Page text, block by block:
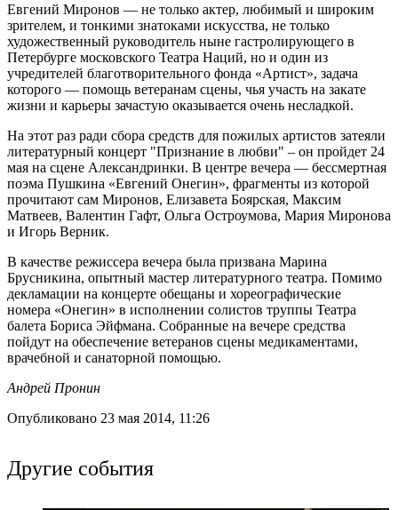
Евгений Миронов — не только актер, любимый и широким
зрителем, и тонкими знатоками искусства, не только
художественный руководитель ныне гастролирующего в
Петербурге московского Театра Наций, но и один из
учредителей благотворительного фонда «Артист», задача
которого — помощь ветеранам сцены, чья участь на закате
жизни и карьеры зачастую оказывается очень несладкой.
На этот раз ради сбора средств для пожилых артистов затеяли
литературный концерт "Признание в любви" – он пройдет 24
мая на сцене Александринки. В центре вечера — бессмертная
поэма Пушкина «Евгений Онегин», фрагменты из которой
прочитают сам Миронов, Елизавета Боярская, Максим
Матвеев, Валентин Гафт, Ольга Остроумова, Мария Миронова
и Игорь Верник.
В качестве режиссера вечера была призвана Марина
Брусникина, опытный мастер литературного театра. Помимо
декламации на концерте обещаны и хореографические
номера «Онегин» в исполнении солистов труппы Театра
балета Бориса Эйфмана. Собранные на вечере средства
пойдут на обеспечение ветеранов сцены медикаментами,
врачебной и санаторной помощью.
Андрей Пронин
Опубликовано 23 мая 2014, 11:26
Другие события